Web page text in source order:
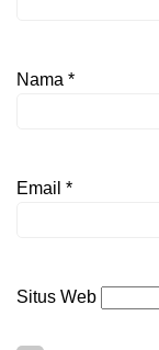
Nama *
Email *
Situs Web